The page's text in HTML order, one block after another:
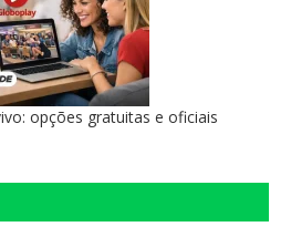
opções gratuitas e oficiais